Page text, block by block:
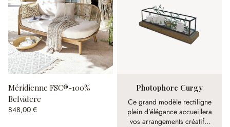
Méridienne FSC®-100%
Belvidere
848,00 €
Photophore Curgy
Ce grand modèle rectiligne
plein d’élégance accueillera
vos arrangements créatifs.